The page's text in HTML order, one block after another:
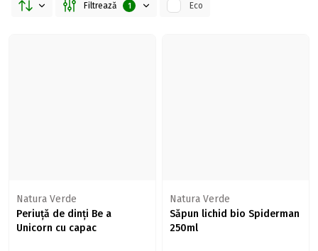
Filtrează 1 Eco
Natura Verde
Periuță de dinți Be a
Unicorn cu capac
Natura Verde
Săpun lichid bio Spiderman
250ml